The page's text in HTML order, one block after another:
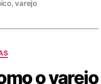
,varejo
o varejo